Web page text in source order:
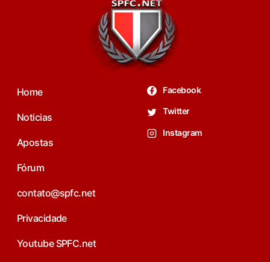
Home
Noticias
Apostas
Fórum
contato@spfc.net
Privacidade
Youtube SPFC.net
Facebook
Twitter
Instagram